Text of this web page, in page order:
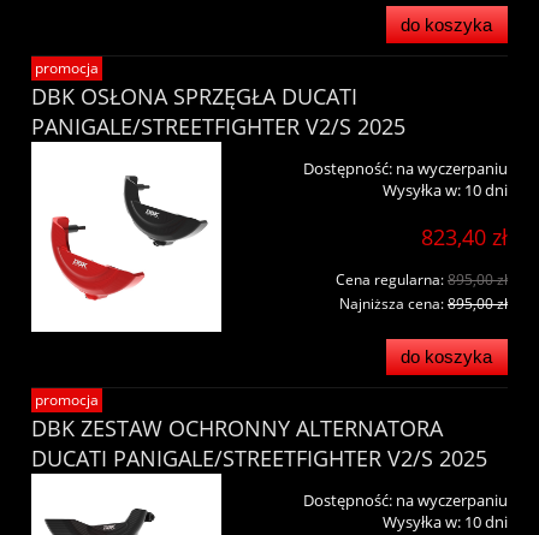
do koszyka
DBK OSŁONA SPRZĘGŁA DUCATI
PANIGALE/STREETFIGHTER V2/S 2025
Dostępność: na wyczerpaniu
Wysyłka w: 10 dni
823,40 zł
Cena regularna:895,00 zł
Najniższa cena:895,00 zł
do koszyka
promocja
DBK ZESTAW OCHRONNY ALTERNATORA
DUCATI PANIGALE/STREETFIGHTER V2/S 2025
Dostępność: na wyczerpaniu
Wysyłka w: 10 dni
promocja